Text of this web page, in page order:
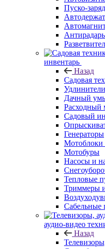
Пуско-
инвентарь
Назад
Садовая
Дачный
Расходный
Садовый
Генераторы
Мотоблоки
Мотобуры
Насосы и
Тепловые
Триммеры
Сабельные
аудио-видео
Назад